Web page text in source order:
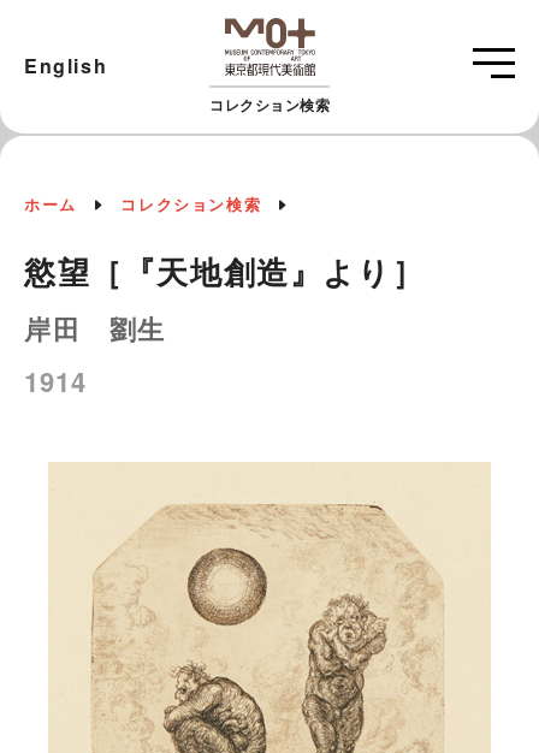
コレクション検索
English
ホーム コレクション検索
慾望［『天地創造』より］
岸田 劉生
1914